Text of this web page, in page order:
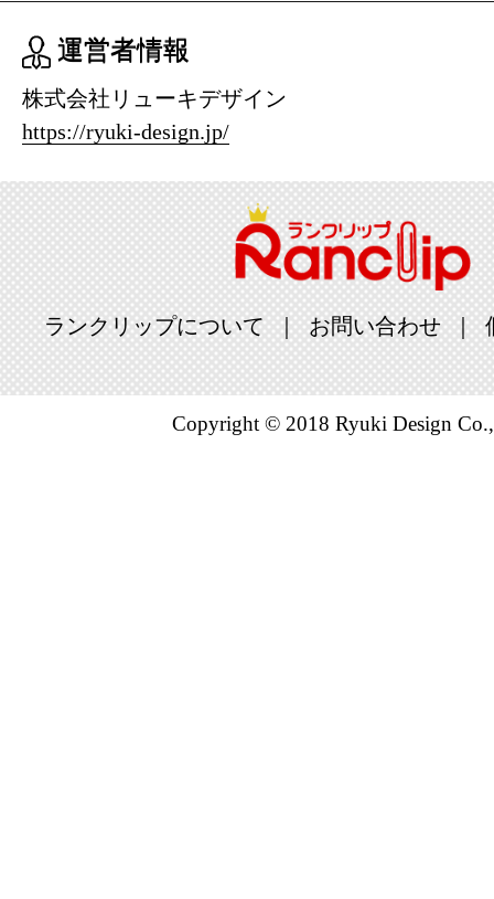
運営者情報
株式会社リューキデザイン
https://ryuki-design.jp/
ランクリップについて お問い合わせ
Copyright © 2018 Ryuki Design